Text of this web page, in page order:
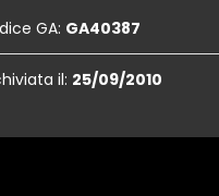
GA: GA40387
il: 25/09/2010